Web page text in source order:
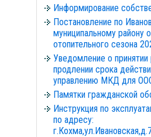
Информирование
Постановление по
муниципальному району
отопительного сезона
Уведомление о
продлении срока
управлению МКД для
Памятки гражданской
Инструкция по
по адресу: